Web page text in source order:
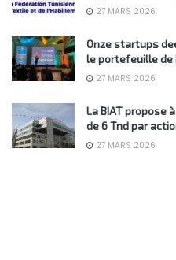
27 MARS 2026
Onze startups
le portefeuille de
27 MARS 2026
La BIAT propose
de 6 Tnd par
27 MARS 2026